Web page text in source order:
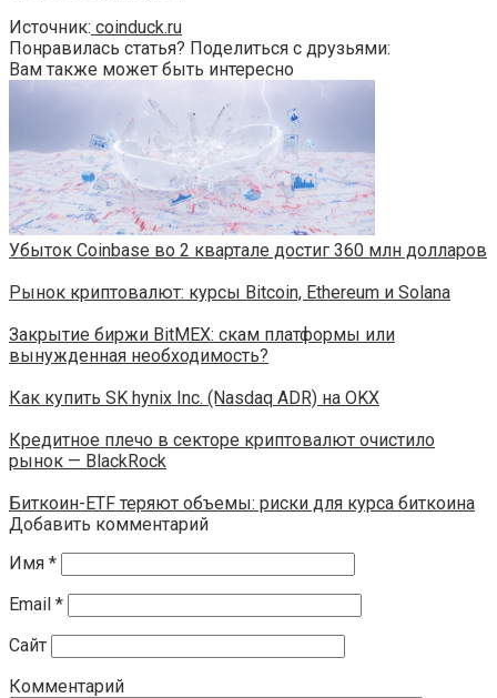
Источник: coinduck.ru
Понравилась статья? Поделиться с друзьями:
Вам также может быть интересно
Убыток Coinbase во 2 квартале достиг 360 млн долларов
Рынок криптовалют: курсы Bitcoin, Ethereum и Solana
Закрытие биржи BitMEX: скам платформы или
вынужденная необходимость?
Как купить SK hynix Inc. (Nasdaq ADR) на OKX
Кредитное плечо в секторе криптовалют очистило
рынок — BlackRock
Биткоин-ETF теряют объемы: риски для курса биткоина
Добавить комментарий
Имя *
Email *
Сайт
Комментарий